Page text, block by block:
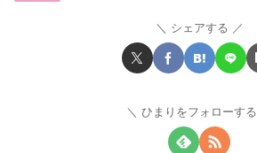
シェアする
ひまりをフォローする